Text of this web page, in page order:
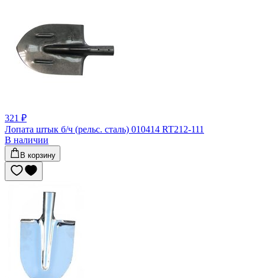
321 ₽
Лопата штык б/ч (рельс. сталь) 010414 RT212-111
В наличии
В корзину